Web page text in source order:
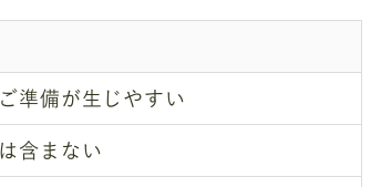
準備が生じやすい
含まない